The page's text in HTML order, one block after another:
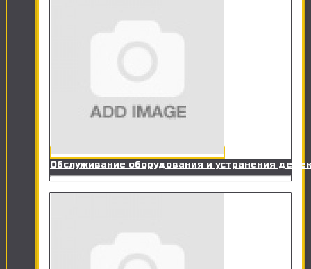
Обслуживание оборудования и устранения